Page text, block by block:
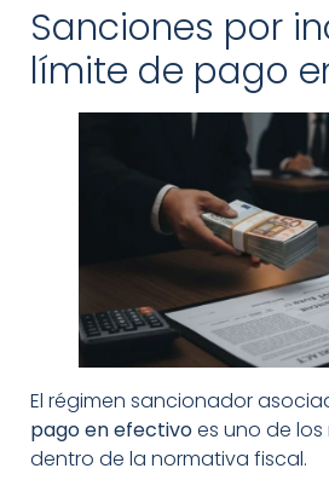
Sanciones por
límite de pago
El régimen sancionador
pago en efectivoes uno de
dentro de la normativa fiscal.